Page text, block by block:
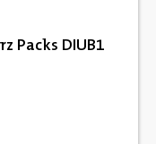
Packs DIUB1